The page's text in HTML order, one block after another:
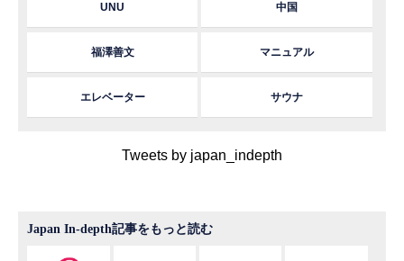
UNU 中国
福澤善文 マニュアル
エレベーター サウナ
Tweets by japan_indepth
Japan In-depth記事をもっと読む